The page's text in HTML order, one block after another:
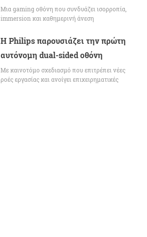
Μια gaming οθόνη που συνδυάζει ισορροπία,
immersion και καθημερινή άνεση
Η Philips παρουσιάζει την πρώτη
αυτόνομη dual-sided οθόνη
Με καινοτόμο σχεδιασμό που επιτρέπει νέες
ροές εργασίας και ανοίγει επιχειρηματικές